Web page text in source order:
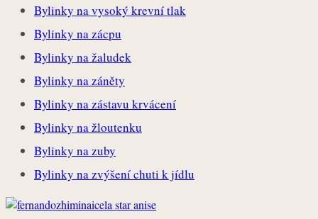
Bylinky na vysoký krevní tlak
Bylinky na zácpu
Bylinky na žaludek
Bylinky na záněty
Bylinky na zástavu krvácení
Bylinky na žloutenku
Bylinky na zuby
Bylinky na zvýšení chuti k jídlu